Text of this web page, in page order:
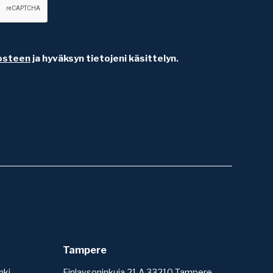
ja hyväksyn tietojeni käsittelyn.
Tampere